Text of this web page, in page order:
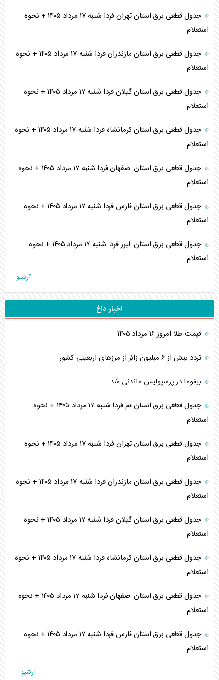
جدول قطعی برق استان تهران فردا شنبه ۱۷ مرداد ۱۴۰۵ + نحوه
استعلام
جدول قطعی برق استان مازندران فردا شنبه ۱۷ مرداد ۱۴۰۵ + نحوه
استعلام
جدول قطعی برق استان گیلان فردا شنبه ۱۷ مرداد ۱۴۰۵ + نحوه
استعلام
جدول قطعی برق استان کرمانشاه فردا شنبه ۱۷ مرداد ۱۴۰۵ + نحوه
استعلام
جدول قطعی برق استان اصفهان فردا شنبه ۱۷ مرداد ۱۴۰۵ + نحوه
استعلام
جدول قطعی برق استان فارس فردا شنبه ۱۷ مرداد ۱۴۰۵ + نحوه
استعلام
جدول قطعی برق استان البرز فردا شنبه ۱۷ مرداد ۱۴۰۵ + نحوه
استعلام
آرشیو...
اخبار داغ
قیمت طلا امروز ۱۶ مرداد ۱۴۰۵
تردد بیش از ۶ میلیون زائر از مرزهای اربعینی کشور
بیفوما در پرسپولیس ماندنی شد
جدول قطعی برق استان قم فردا شنبه ۱۷ مرداد ۱۴۰۵ + نحوه
استعلام
جدول قطعی برق استان تهران فردا شنبه ۱۷ مرداد ۱۴۰۵ + نحوه
استعلام
جدول قطعی برق استان مازندران فردا شنبه ۱۷ مرداد ۱۴۰۵ + نحوه
استعلام
جدول قطعی برق استان گیلان فردا شنبه ۱۷ مرداد ۱۴۰۵ + نحوه
استعلام
جدول قطعی برق استان کرمانشاه فردا شنبه ۱۷ مرداد ۱۴۰۵ + نحوه
استعلام
جدول قطعی برق استان اصفهان فردا شنبه ۱۷ مرداد ۱۴۰۵ + نحوه
استعلام
جدول قطعی برق استان فارس فردا شنبه ۱۷ مرداد ۱۴۰۵ + نحوه
استعلام
آرشیو...